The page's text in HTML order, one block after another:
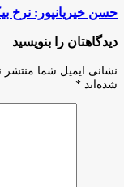
شرکت‌های
دانش‌بنیان
توسط
راه
و
شهرسازی
حسن
نرخ
در
مازندران
حسن خیریانپور: نرخ بیکاری
دیدگاهتان را بنویسید
نشانی ایمیل شما منتشر
شده‌اند *